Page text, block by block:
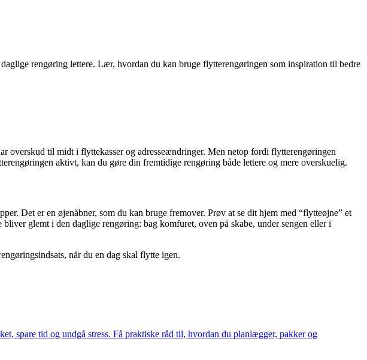
rengøring lettere. Lær, hvordan du kan bruge flytterengøringen som inspiration til bedre
til midt i flyttekasser og adresseændringer. Men netop fordi flytterengøringen
aktivt, kan du gøre din fremtidige rengøring både lettere og mere overskuelig.
Det er en øjenåbner, som du kan bruge fremover. Prøv at se dit hjem med “flytteøjne” et
glemt i den daglige rengøring: bag komfuret, oven på skabe, under sengen eller i
når du en dag skal flytte igen.
spare tid og undgå stress. Få praktiske råd til, hvordan du planlægger, pakker og